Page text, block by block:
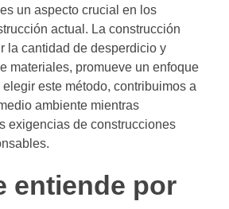
un aspecto crucial en los
actual. La construcción
la cantidad de desperdicio y
materiales, promueve un enfoque
este método, contribuimos a
ambiente mientras
exigencias de construcciones
entiende por